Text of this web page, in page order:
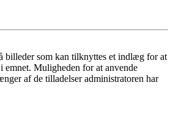
billeder som kan tilknyttes et indlæg for at
emnet. Muligheden for at anvende
af de tilladelser administratoren har